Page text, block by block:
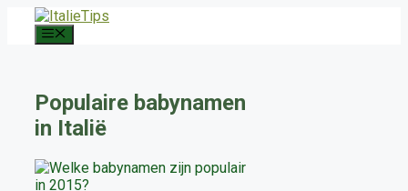
Populaire babynamen
in Italië